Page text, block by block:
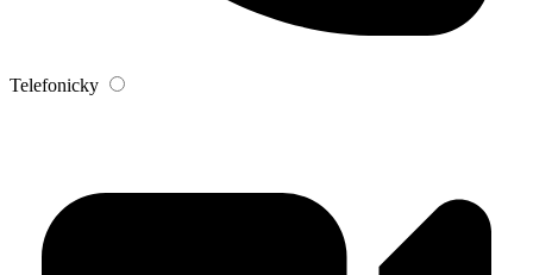
Telefonicky